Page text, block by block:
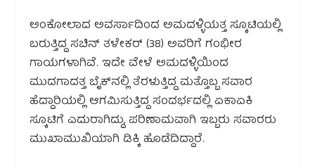
ಅಂಕೋಲಾದ ಅವರ್ಸಾದಿಂದ ಅಮದಳ್ಳಿಯತ್ತ ಸ್ಕೂಟಿಯಲ್ಲಿ
ಬರುತ್ತಿದ್ದ ಸಚಿನ್ ತಳೇಕರ್ (38) ಅವರಿಗೆ ಗಂಭೀರ
ಗಾಯಗಳಾಗಿವೆ. ಇದೇ ವೇಳೆ ಅಮದಳ್ಳಿಯಿಂದ
ಮುದಗಾದತ್ತ ಬೈಕ್‌ನಲ್ಲಿ ತೆರಳುತ್ತಿದ್ದ ಮತ್ತೊಬ್ಬ ಸವಾರ
ಹೆದ್ದಾರಿಯಲ್ಲಿ ಆಗಮಿಸುತ್ತಿದ್ದ ಸಂದರ್ಭದಲ್ಲಿ ಏಕಾಏಕಿ
ಸ್ಕೂಟಿಗೆ ಎದುರಾಗಿದ್ದು, ಪರಿಣಾಮವಾಗಿ ಇಬ್ಬರು ಸವಾರರು
ಮುಖಾಮುಖಿಯಾಗಿ ಡಿಕ್ಕಿ ಹೊಡೆದಿದ್ದಾರೆ.